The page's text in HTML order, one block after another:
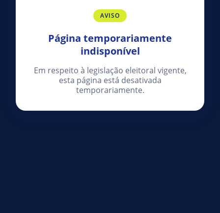
AVISO
Página temporariamente
indisponível
Em respeito à legislação eleitoral vigente,
esta página está desativada
temporariamente.